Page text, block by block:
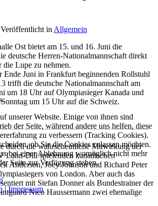
in Allgemein
Ost bietet am 15. und 16. Juni die
deutsche Herren-Nationalmannschaft direkt
die Lupe zu nehmen.
Ende Juni in Frankfurt beginnenden Rollstuhl
trifft die deutsche Nationalmannschaft am
um 18 Uhr auf Olympiasieger Kanada und
um 15 Uhr auf die Schweiz.
durch die wahrscheinliche Mitwirkung der
Lahn-Dill spielenden kanadischen
Anderson, Joey Johnson und Richard Peter
von London. Aber auch das
mit Stefan Donner als Bundestrainer der
Nico Haussermann zwei ehemalige
unserer Website. Einige von ihnen sind
der Seite, während andere uns helfen, diese
zu verbessern (Tracking Cookies).
ob Sie die Cookies zulassen möchten.
bei einer Ablehnung womöglich nicht mehr
Seite zur Verfügung stehen.
|Impressum